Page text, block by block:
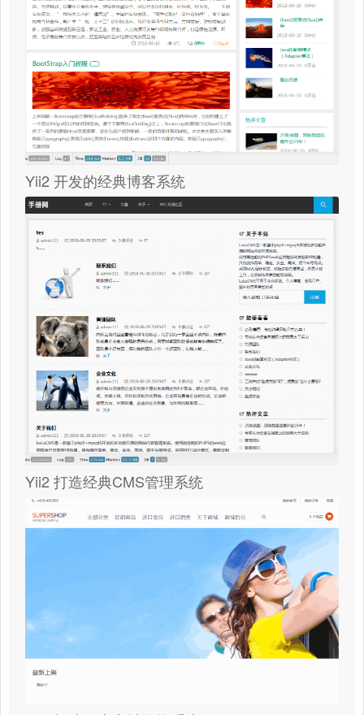
Yii2 开发的经典博客系统
Yii2 打造经典CMS管理系统